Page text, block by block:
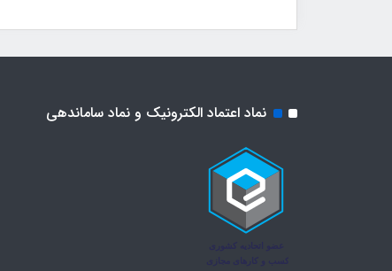
نماد اعتماد الکترونیک و نماد ساماندهی